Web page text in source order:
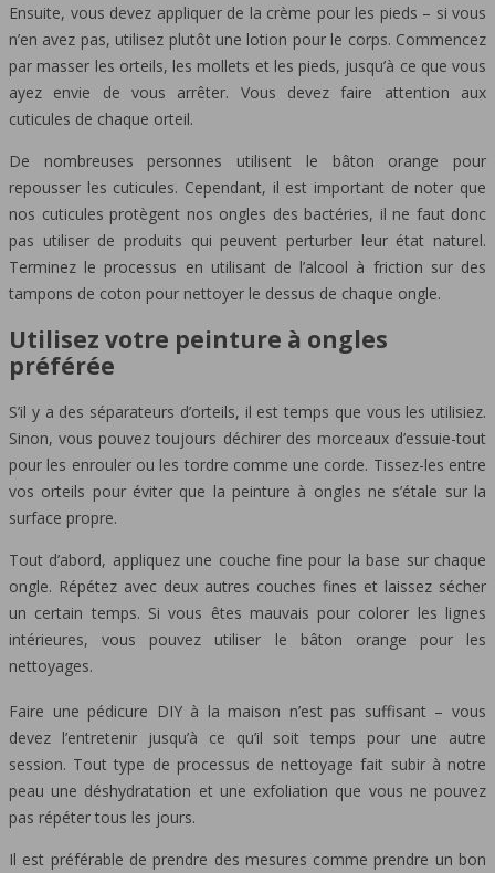
Ensuite, vous devez appliquer de la crème pour les pieds – si vous
n’en avez pas, utilisez plutôt une lotion pour le corps. Commencez
par masser les orteils, les mollets et les pieds, jusqu’à ce que vous
ayez envie de vous arrêter. Vous devez faire attention aux
cuticules de chaque orteil.
De nombreuses personnes utilisent le bâton orange pour
repousser les cuticules. Cependant, il est important de noter que
nos cuticules protègent nos ongles des bactéries, il ne faut donc
pas utiliser de produits qui peuvent perturber leur état naturel.
Terminez le processus en utilisant de l’alcool à friction sur des
tampons de coton pour nettoyer le dessus de chaque ongle.
Utilisez votre peinture à ongles
préférée
S’il y a des séparateurs d’orteils, il est temps que vous les utilisiez.
Sinon, vous pouvez toujours déchirer des morceaux d’essuie-tout
pour les enrouler ou les tordre comme une corde. Tissez-les entre
vos orteils pour éviter que la peinture à ongles ne s’étale sur la
surface propre.
Tout d’abord, appliquez une couche fine pour la base sur chaque
ongle. Répétez avec deux autres couches fines et laissez sécher
un certain temps. Si vous êtes mauvais pour colorer les lignes
intérieures, vous pouvez utiliser le bâton orange pour les
nettoyages.
Faire une pédicure DIY à la maison n’est pas suffisant – vous
devez l’entretenir jusqu’à ce qu’il soit temps pour une autre
session. Tout type de processus de nettoyage fait subir à notre
peau une déshydratation et une exfoliation que vous ne pouvez
pas répéter tous les jours.
Il est préférable de prendre des mesures comme prendre un bon